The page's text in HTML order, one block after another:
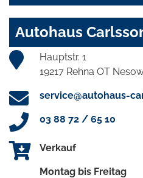
Autohaus
Hauptstr. 1
19217 Rehna OT
service@autohaus-
03 88 72 / 65 10
Verkauf
Montag bis Freitag